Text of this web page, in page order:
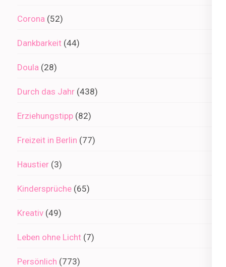
Corona (52)
Dankbarkeit (44)
Doula (28)
Durch das Jahr (438)
Erziehungstipp (82)
Freizeit in Berlin (77)
Haustier (3)
Kindersprüche (65)
Kreativ (49)
Leben ohne Licht (7)
Persönlich (773)